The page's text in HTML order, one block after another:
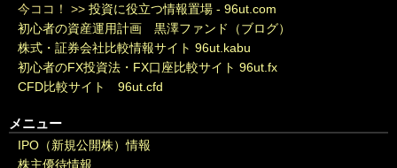
今ココ！ >> 投資に役立つ情報置場 - 96ut.com
初心者の資産運用計画 黒澤ファンド（ブログ）
株式・証券会社比較情報サイト 96ut.kabu
初心者のFX投資法・FX口座比較サイト 96ut.fx
CFD比較サイト 96ut.cfd
メニュー
IPO（新規公開株）情報
株主優待情報